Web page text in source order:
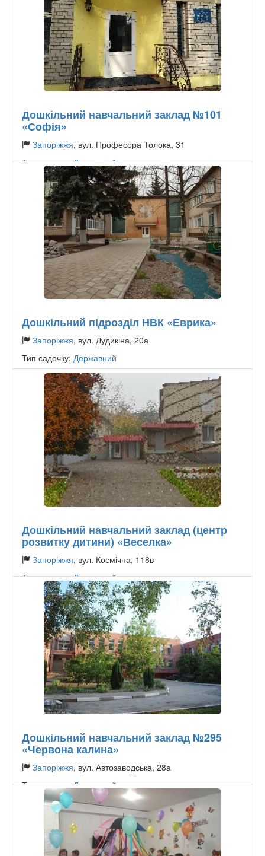
Дошкільний навчальний заклад №101
«Софія»
Запоріжжя, вул. Професора Толока, 31
Тип садочку:Державний
Дошкільний підрозділ НВК «Еврика»
Запоріжжя, вул. Дудикіна, 20а
Тип садочку: Державний
Дошкільний навчальний заклад (центр
розвитку дитини) «Веселка»
Запоріжжя, вул. Космічна, 118в
Тип садочку:Державний
Дошкільний навчальний заклад №295
«Червона калина»
Запоріжжя, вул. Автозаводська, 28а
Тип садочку:Державний